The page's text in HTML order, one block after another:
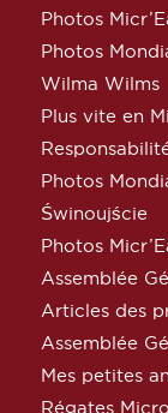
Photos
Photos
Wilma Wilms
Plus vite en
Photos
Świnoujście
Photos
Assemblée
Articles des
Assemblée
Mes petites
Régates